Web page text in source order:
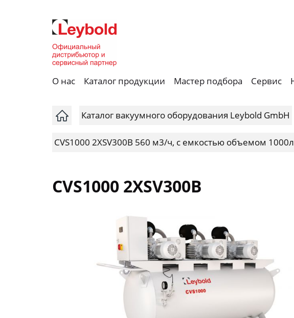
О нас Каталог продукции Мастер подбора Сервис
Каталог вакуумного оборудования Leybold GmbH
CVS1000 2XSV300B 560 м3/ч, с емкостью объемом 1000л
CVS1000 2XSV300B